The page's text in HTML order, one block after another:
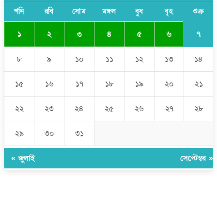
শনি রবি সোম মঙ্গল বুধ বৃহ শুক্র
১ ২ ৩ ৪ ৫ ৬ ৭
৮ ৯ ১০ ১১ ১২ ১৩ ১৪
১৫ ১৬ ১৭ ১৮ ১৯ ২০ ২১
২২ ২৩ ২৪ ২৫ ২৬ ২৭ ২৮
২৯ ৩০ ৩১
« জুলাই সেপ্টেম্বর »